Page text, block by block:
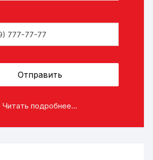
Читать подробнее...